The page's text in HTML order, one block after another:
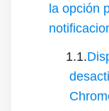
la opción